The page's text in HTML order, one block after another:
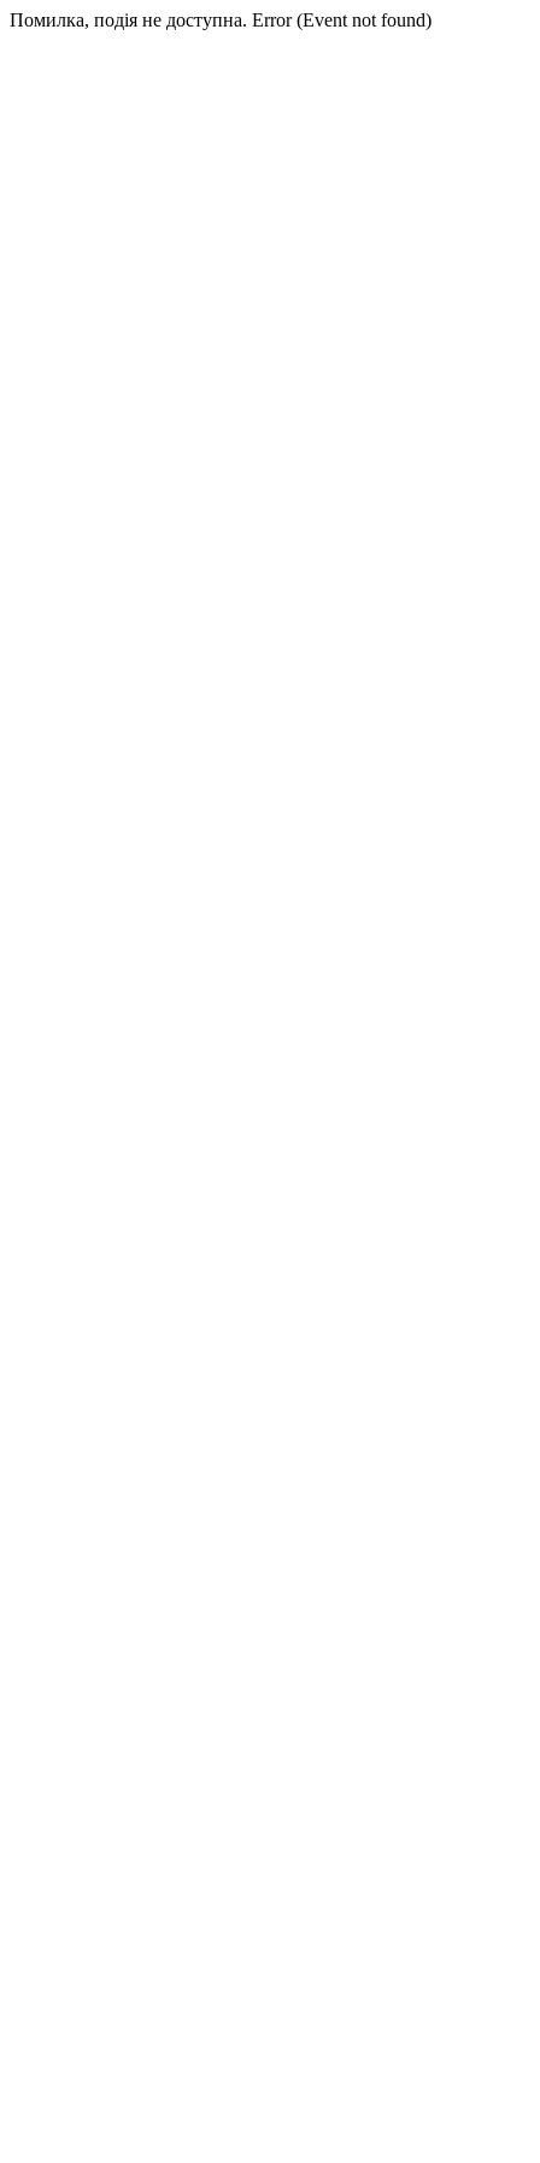
Помилка, подія не доступна. Error (Event not found)